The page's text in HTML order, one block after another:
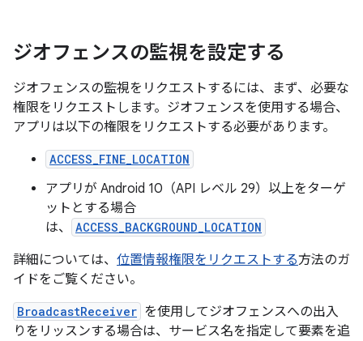
ジオフェンスの監視を設定する
ジオフェンスの監視をリクエストするには、まず、必要な
権限をリクエストします。ジオフェンスを使用する場合、
アプリは以下の権限をリクエストする必要があります。
ACCESS_FINE_LOCATION
アプリが Android 10（API レベル 29）以上をターゲ
ットとする場合
は、
ACCESS_BACKGROUND_LOCATION
詳細については、 位置情報権限をリクエストする方法のガ
イドをご覧ください。
BroadcastReceiver を使用してジオフェンスへの出入
りをリッスンする場合は、サービス名を指定して要素を追